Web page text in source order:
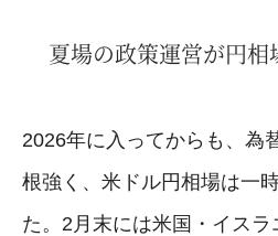
夏場の政策運営が円
2026年に入ってからも、為
根強く、米ドル円相場は一
た。2月末には米国・イス